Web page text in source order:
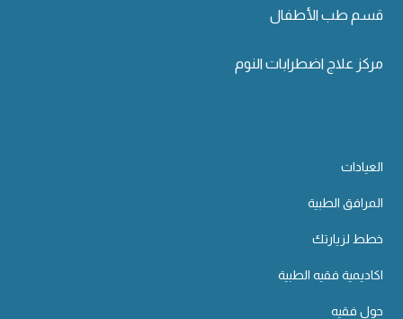
قسم طب الأطفال
مركز علاج اضطرابات النوم
العيادات
المرافق الطبية
خطط لزيارتك
اكاديمية فقيه الطبية
حول فقيه